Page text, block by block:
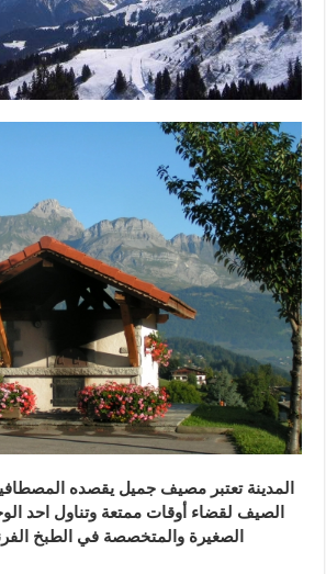
المدينة تعتبر مصيف جميل يقصده
الصيف لقضاء أوقات ممتعة وتناول احد
الصغيرة والمتخصصة في الطبخ